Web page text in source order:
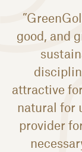
good, and
attractive
natural for
provider